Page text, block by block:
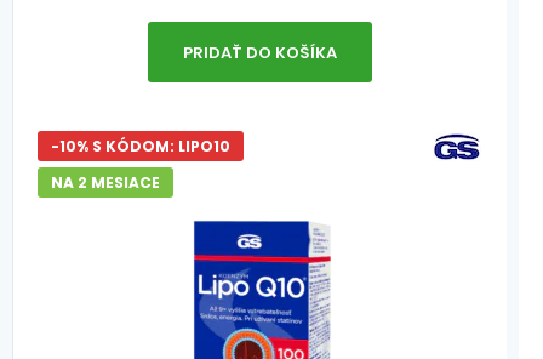
PRIDAŤ DO KOŠÍKA
-10% S KÓDOM: LIPO10
NA 2 MESIACE